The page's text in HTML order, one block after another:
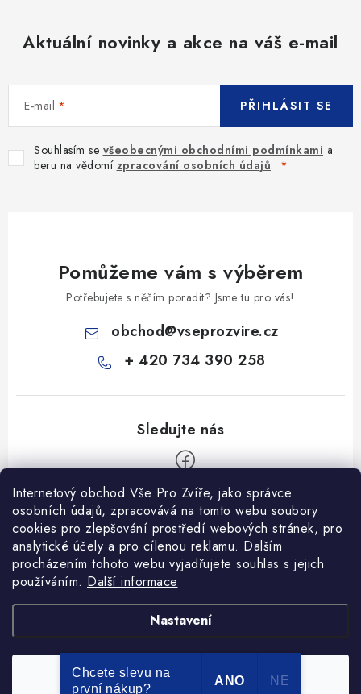
Internetový obchod Vše Pro Zvíře, jako správce
osobních údajů, zpracovává na tomto webu soubory
cookies pro zlepšování prostředí webových stránek, pro
analytické účely a pro cílenou reklamu. Dalším
procházením tohoto webu vyjadřujete souhlas s jejich
používáním. Další informace
Nastavení
Souhlasím
Aktuální novinky a akce na váš e-mail
E-mail
Souhlasím se všeobecnými obchodními podmínkami a
beru na vědomí zpracování osobních údajů.
PŘIHLÁSIT SE
Pomůžeme vám s výběrem
Potřebujete s něčím poradit? Jsme tu pro vás!
obchod@vseprozvire.cz
+ 420 734 390 258
Informace pro Vás
Ceník dopravy
Kontakty
Obchodní podmínky
Podmínky ochrany osobních údajů
Heuréka recenze
Copyright 2026Vše Pro Zvíře . Všechna práva vyhrazena.
Chcete slevu na
první nákup?
ANO NE